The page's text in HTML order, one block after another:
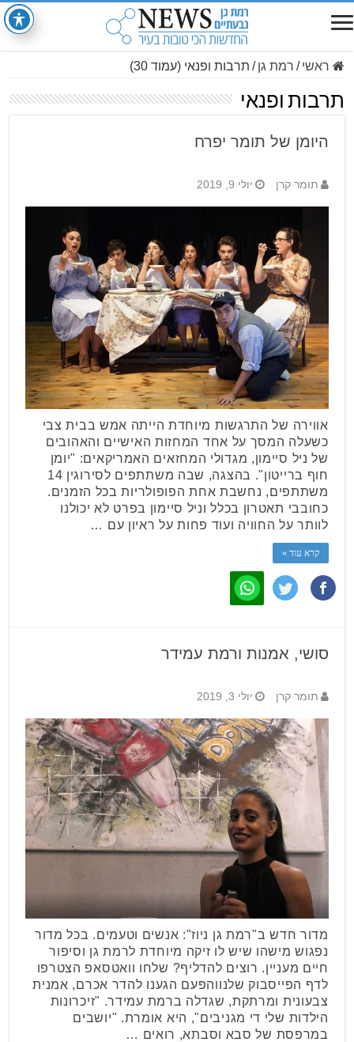
ראשי / רמת גן / תרבות ופנאי (עמוד 30)
תרבות ופנאי
היומן של תומר יפרח
תומר קרן יולי 9, 2019
אווירה של התרגשות מיוחדת הייתה אמש בבית צבי
כשעלה המסך על אחד המחזות האישיים והאהובים
של ניל סיימון, מגדולי המחזאים האמריקאים: "יומן
חוף ברייטון". בהצגה, שבה משתתפים לסירוגין 14
משתתפים, נחשבת אחת הפופולריות בכל הזמנים.
כחובבי תאטרון בכלל וניל סיימון בפרט לא יכולנו
לוותר על החוויה ועוד פחות על ראיון עם …
קרא עוד »
סושי, אמנות ורמת עמידר
תומר קרן יולי 3, 2019
מדור חדש ב"רמת גן ניוז": אנשים וטעמים. בכל מדור
נפגוש מישהו שיש לו זיקה מיוחדת לרמת גן וסיפור
חיים מעניין. רוצים להדליף? שלחו וואטסאפ הצטרפו
לדף הפייסבוק שלנווהפעם הגענו להדר אכרם, אמנית
צבעונית ומרתקת, שגדלה ברמת עמידר. "זיכרונות
הילדות שלי די מגניבים", היא אומרת. "יושבים
במרפסת של סבא וסבתא, רואים …